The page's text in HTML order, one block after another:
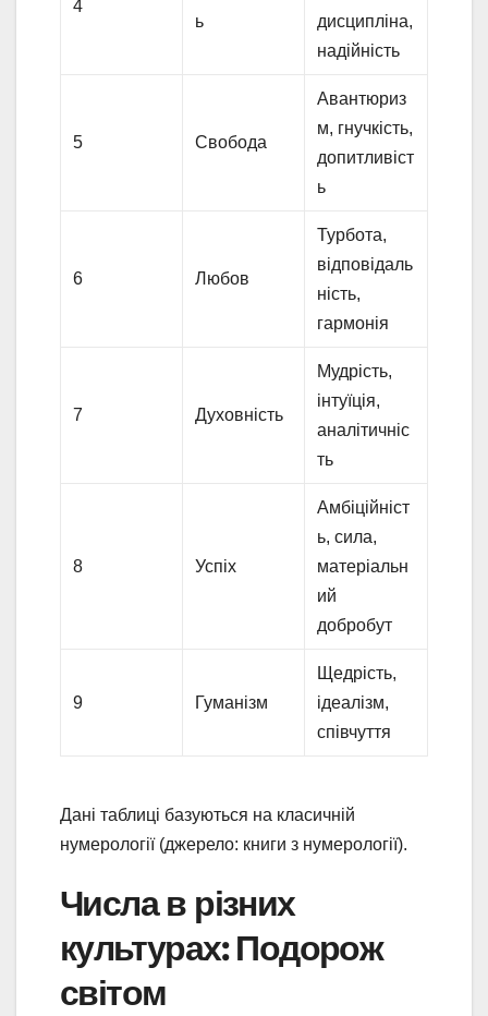
4
ь
дисципліна,
надійність
5 Свобода
Авантюриз
м, гнучкість,
допитливіст
ь
6 Любов
Турбота,
відповідаль
ність,
гармонія
7 Духовність
Мудрість,
інтуїція,
аналітичніс
ть
8 Успіх
Амбіційніст
ь, сила,
матеріальн
ий
добробут
9 Гуманізм
Щедрість,
ідеалізм,
співчуття
Дані таблиці базуються на класичній
нумерології (джерело: книги з нумерології).
Числа в різних
культурах: Подорож
світом